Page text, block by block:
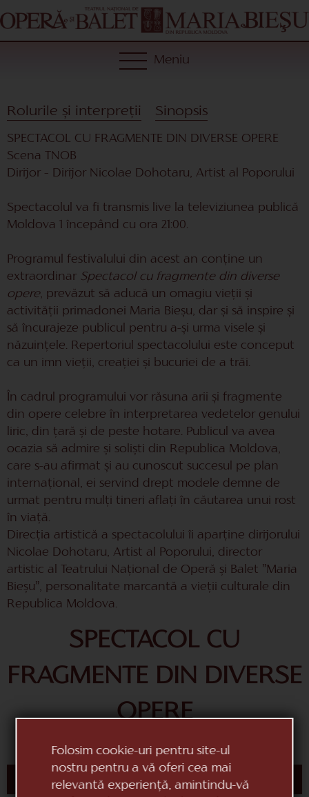
Folosim cookie-uri pentru site-ul
nostru pentru a vă oferi cea mai
relevantă experiență, amintindu-vă
Meniu
Rolurile și interpreții Sinopsis
SPECTACOL CU FRAGMENTE DIN DIVERSE OPERE
Scena TNOB
Dirijor – Dirijor Nicolae Dohotaru, Artist al Poporului
Spectacolul va fi transmis live la televiziunea publică
Moldova 1 începând cu ora 21:00.
Programul festivalului din acest an conține un
extraordinar Spectacol cu fragmente din diverse
opere, prevăzut să aducă un omagiu vieții și
activității primadonei Maria Bieșu, dar și să inspire și
să încurajeze publicul pentru a-și urma visele și
năzuințele. Repertoriul spectacolului este conceput
ca un imn vieții, creației și bucuriei de a trăi.
În cadrul programului vor răsuna arii și fragmente
din opere celebre în interpretarea vedetelor genului
liric, din țară și de peste hotare. Publicul va avea
ocazia să admire și soliști din Republica Moldova,
care s-au afirmat și au cunoscut succesul pe plan
internațional, ei servind drept modele demne de
urmat pentru mulți tineri aflați în căutarea unui rost
în viață.
Direcția artistică a spectacolului îi aparține dirijorului
Nicolae Dohotaru, Artist al Poporului, director
artistic al Teatrului Național de Operă și Balet ”Maria
Bieșu”, personalitate marcantă a vieții culturale din
Republica Moldova.
SPECTACOL CU
FRAGMENTE DIN DIVERSE
OPERE
CUMPĂRĂ BILET